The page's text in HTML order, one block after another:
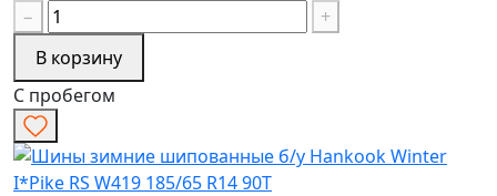
−
+
В корзину
С пробегом